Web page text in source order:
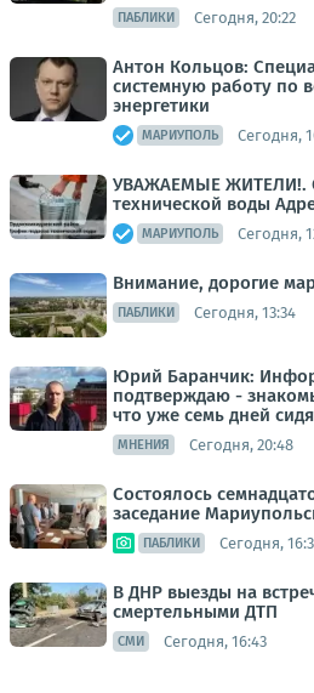
ПАБЛИКИ Сегодня, 20:22
Антон Кольцов:
системную работу по
энергетики
МАРИУПОЛЬ Сегодня,
УВАЖАЕМЫЕ ЖИТЕЛИ!.
технической воды
МАРИУПОЛЬ Сегодня,
Внимание, дорогие
ПАБЛИКИ Сегодня, 13:34
Юрий Баранчик:
подтверждаю -
что уже семь дней
МНЕНИЯ Сегодня, 20:48
Состоялось
заседание
ПАБЛИКИ Сегодня,
В ДНР выезды на
смертельными ДТП
СМИ Сегодня, 16:43